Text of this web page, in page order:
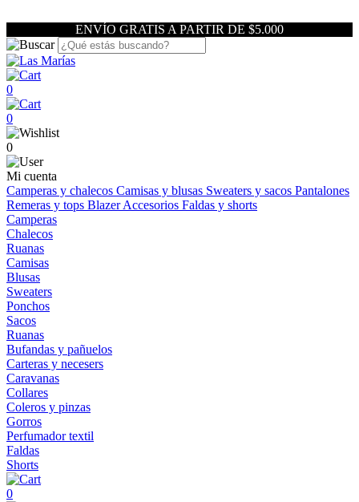
ENVÍO GRATIS A PARTIR DE $5.000
0
0
0
Mi cuenta
Camperas y chalecos Camisas y blusas Sweaters y sacos Pantalones
Remeras y tops BlazerAccesorios Faldas y shorts
Camperas
Chalecos
Ruanas
Camisas
Blusas
Sweaters
Ponchos
Sacos
Ruanas
Bufandas y pañuelos
Carteras y necesers
Caravanas
Collares
Coleros y pinzas
Gorros
Perfumador textil
Faldas
Shorts
0